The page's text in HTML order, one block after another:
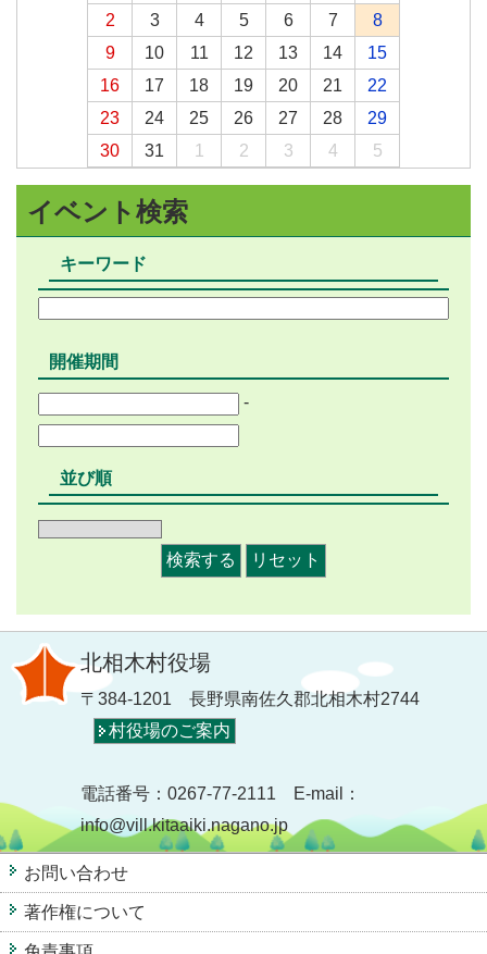
2
3 4 5 6 7
8
9
10 11 12 13 14
15
16
17 18 19 20 21
22
23
24 25 26 27 28
29
30
31 1 2 3 4 5
イベント検索
キーワード
開催期間
-
並び順
北相木村役場
〒384-1201 長野県南佐久郡北相木村2744
村役場のご案内
電話番号：0267-77-2111 E-mail：
info@vill.kitaaiki.nagano.jp
お問い合わせ
著作権について